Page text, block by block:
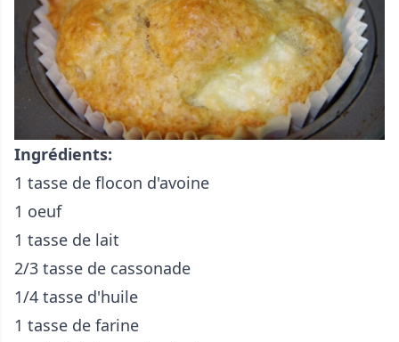
Ingrédients:
1 tasse de flocon d'avoine
1 oeuf
1 tasse de lait
2/3 tasse de cassonade
1/4 tasse d'huile
1 tasse de farine